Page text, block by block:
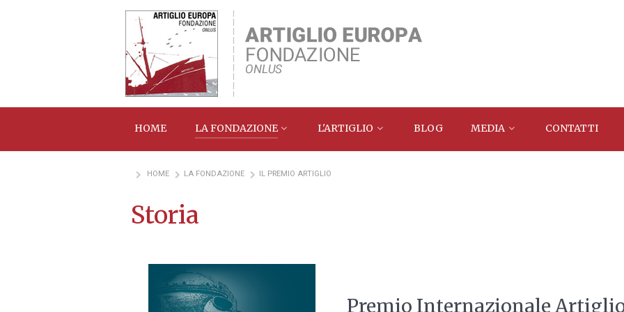
HOME LA FONDAZIONE L'ARTIGLIO BLOG MEDIA CONTATTI
HOME LA FONDAZIONE IL PREMIO ARTIGLIO
Storia
Premio Internazionale